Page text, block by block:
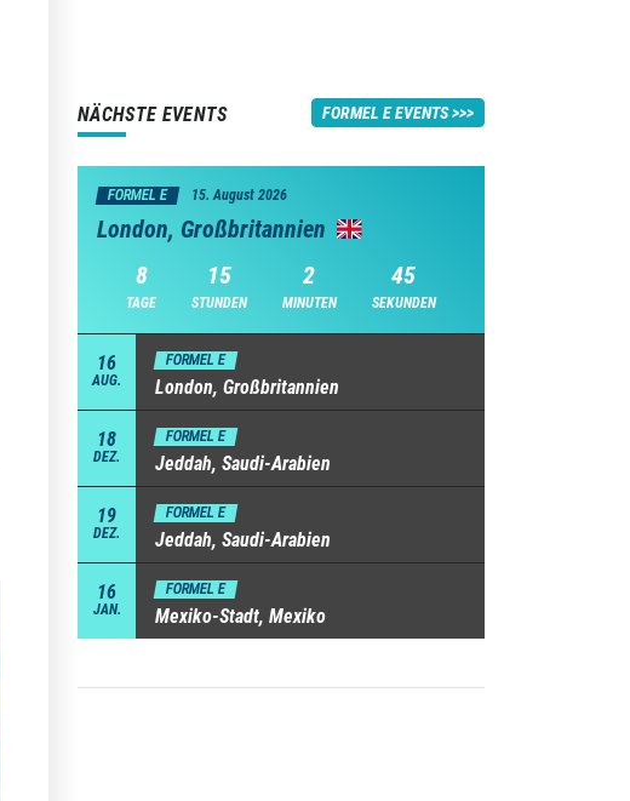
NÄCHSTE EVENTS FORMEL E EVENTS
FORMEL E 15. August 2026
London, Großbritannien
8
TAGE
15
STUNDEN
2
MINUTEN
43
SEKUNDEN
16
AUG.
FORMEL E
London, Großbritannien
18
DEZ.
FORMEL E
Jeddah, Saudi-Arabien
19
DEZ.
FORMEL E
Jeddah, Saudi-Arabien
16
JAN.
FORMEL E
Mexiko-Stadt, Mexiko